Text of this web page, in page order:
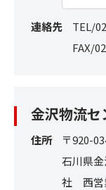
連絡先
TEL/
FAX/
金沢物流セ
住所
〒920-
石川県
社 西